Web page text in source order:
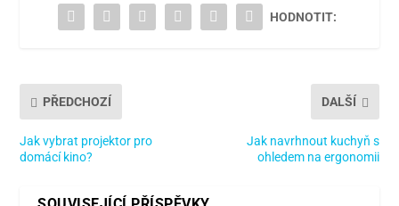
HODNOTIT:
PŘEDCHOZÍ
Jak vybrat projektor pro
domácí kino?
DALŠÍ
Jak navrhnout kuchyň s
ohledem na ergonomii